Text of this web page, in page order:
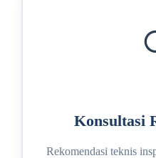
Konsultasi
Rekomendasi teknis